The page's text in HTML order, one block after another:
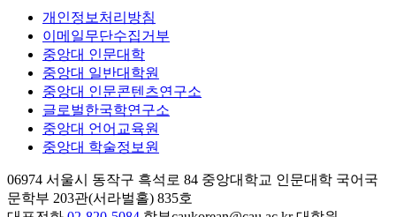
개인정보처리방침
이메일무단수집거부
중앙대 인문대학
중앙대 일반대학원
중앙대 인문콘텐츠연구소
글로벌한국학연구소
중앙대 언어교육원
중앙대 학술정보원
06974 서울시 동작구 흑석로 84 중앙대학교 인문대학 국어국
문학부 203관(서라벌홀) 835호